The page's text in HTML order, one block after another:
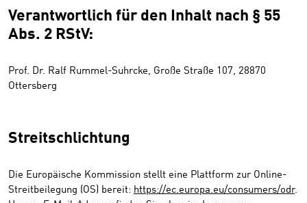
Verantwortlich für den Inhalt nach § 55
Abs. 2 RStV:
Prof. Dr. Ralf Rummel-Suhrcke, Große Straße 107, 28870
Ottersberg
Streitschlichtung
Die Europäische Kommission stellt eine Plattform zur Online-
Streitbeilegung (OS) bereit: https://ec.europa.eu/consumers/odr.